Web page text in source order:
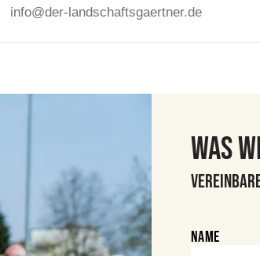
info@der-landschaftsgaertner.de
Was
Name